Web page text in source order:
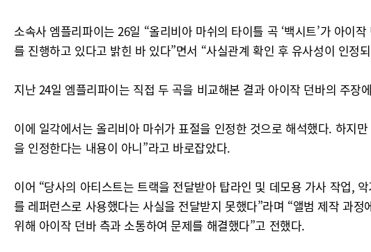
소속사 엠플리파이는 26일 “올리비아 마쉬의 타이틀 곡 ‘백시트’가 아이
를 진행하고 있다고 밝힌 바 있다”면서 “사실관계 확인 후 유사성이 인
지난 24일 엠플리파이는 직접 두 곡을 비교해본 결과 아이작 던바의 주
이에 일각에서는 올리비아 마쉬가 표절을 인정한 것으로 해석했다. 하지
을 인정한다는 내용이 아니”라고 바로잡았다.
이어 “당사의 아티스트는 트랙을 전달받아 탑라인 및 데모용 가사 작업,
를 레퍼런스로 사용했다는 사실을 전달받지 못했다”라며 “앨범 제작 과
위해 아이작 던바 측과 소통하여 문제를 해결했다”고 전했다.